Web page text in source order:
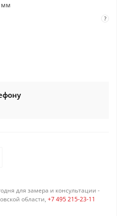
мм
?
для замера и консультации -
области, +7 495 215-23-11